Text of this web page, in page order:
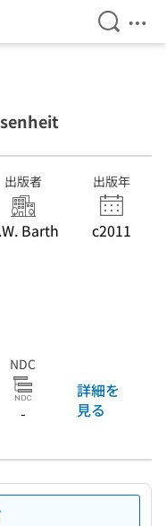
検索を
メ
出版者
Barth
出版年
c2011
NDC
-
詳細を
見る